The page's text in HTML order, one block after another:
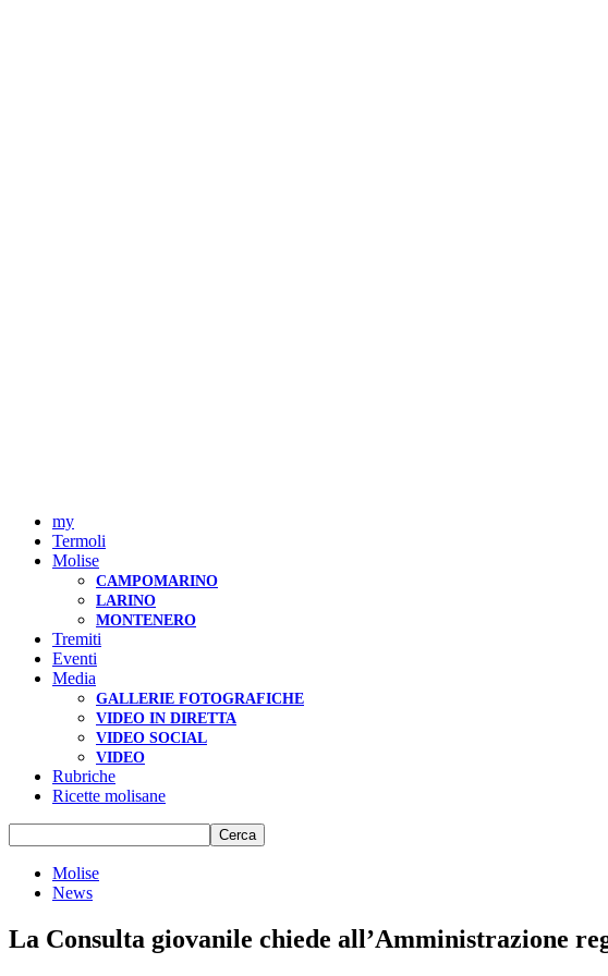
my
Termoli
Molise
CAMPOMARINO
LARINO
MONTENERO
Tremiti
Eventi
Media
GALLERIE FOTOGRAFICHE
VIDEO IN DIRETTA
VIDEO SOCIAL
VIDEO
Rubriche
Ricette molisane
Molise
News
La Consulta giovanile chiede all’Amministrazione